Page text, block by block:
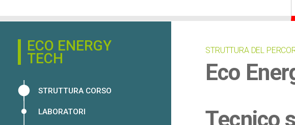
ECO ENERGY
TECH
STRUTTURA CORSO
LABORATORI
STRUTTURA DEL
Eco
Tecnico